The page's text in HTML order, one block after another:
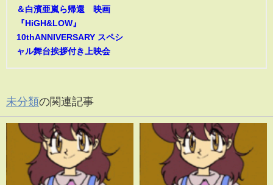
＆白濱亜嵐ら帰還 映画
『HiGH&LOW』
10thANNIVERSARY スペシ
ャル舞台挨拶付き上映会
未分類の関連記事